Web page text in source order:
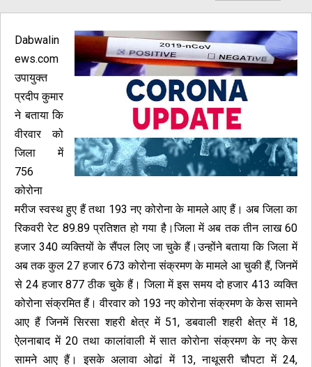
Dabwalin
ews.com
उपायुक्त
प्रदीप कुमार
ने बताया कि
वीरवार को
जिला में
756
कोरोना
मरीज स्वस्थ हुए हैं तथा 193 नए कोरोना के मामले आए हैं। अब जिला का
रिकवरी रेट 89.89 प्रतिशत हो गया है।जिला में अब तक तीन लाख 60
हजार 340 व्यक्तियों के सैंपल लिए जा चुके हैं।उन्होंने बताया कि जिला में
अब तक कुल 27 हजार 673 कोरोना संक्रमण के मामले आ चुकी हैं, जिनमें
से 24 हजार 877 ठीक चुके हैं। जिला में इस समय दो हजार 413 व्यक्ति
कोरोना संक्रमित हैं। वीरवार को 193 नए कोरोना संक्रमण के केस सामने
आए हैं जिनमें सिरसा शहरी क्षेत्र में 51, डबवाली शहरी क्षेत्र में 18,
ऐलनाबाद में 20 तथा कालांवाली में सात कोरोना संक्रमण के नए केस
सामने आए हैं। इसके अलावा ओढां में 13, नाथूसरी चौपटा में 24,